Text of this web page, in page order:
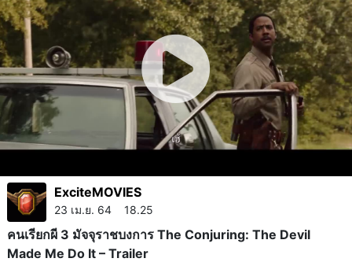
ExciteMOVIES
23 เม.ย. 64 18.25
คนเรียกผี 3 มัจจุราชบงการ The Conjuring: The Devil
Made Me Do It – Trailer